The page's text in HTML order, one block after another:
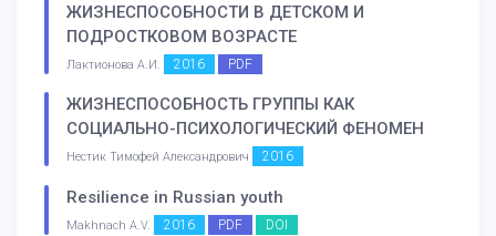
ЖИЗНЕСПОСОБНОСТИ В ДЕТСКОМ И
ПОДРОСТКОВОМ ВОЗРАСТЕ
Лактионова А.И. 2016 PDF
ЖИЗНЕСПОСОБНОСТЬ ГРУППЫ КАК
СОЦИАЛЬНО-ПСИХОЛОГИЧЕСКИЙ ФЕНОМЕН
Нестик Тимофей Александрович 2016
Resilience in Russian youth
Makhnach A.V. 2016 PDF DOI